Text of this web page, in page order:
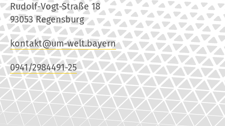
Rudolf-Vogt-Straße 18
93053 Regensburg
kontakt@um-welt.bayern
0941/2984491-25